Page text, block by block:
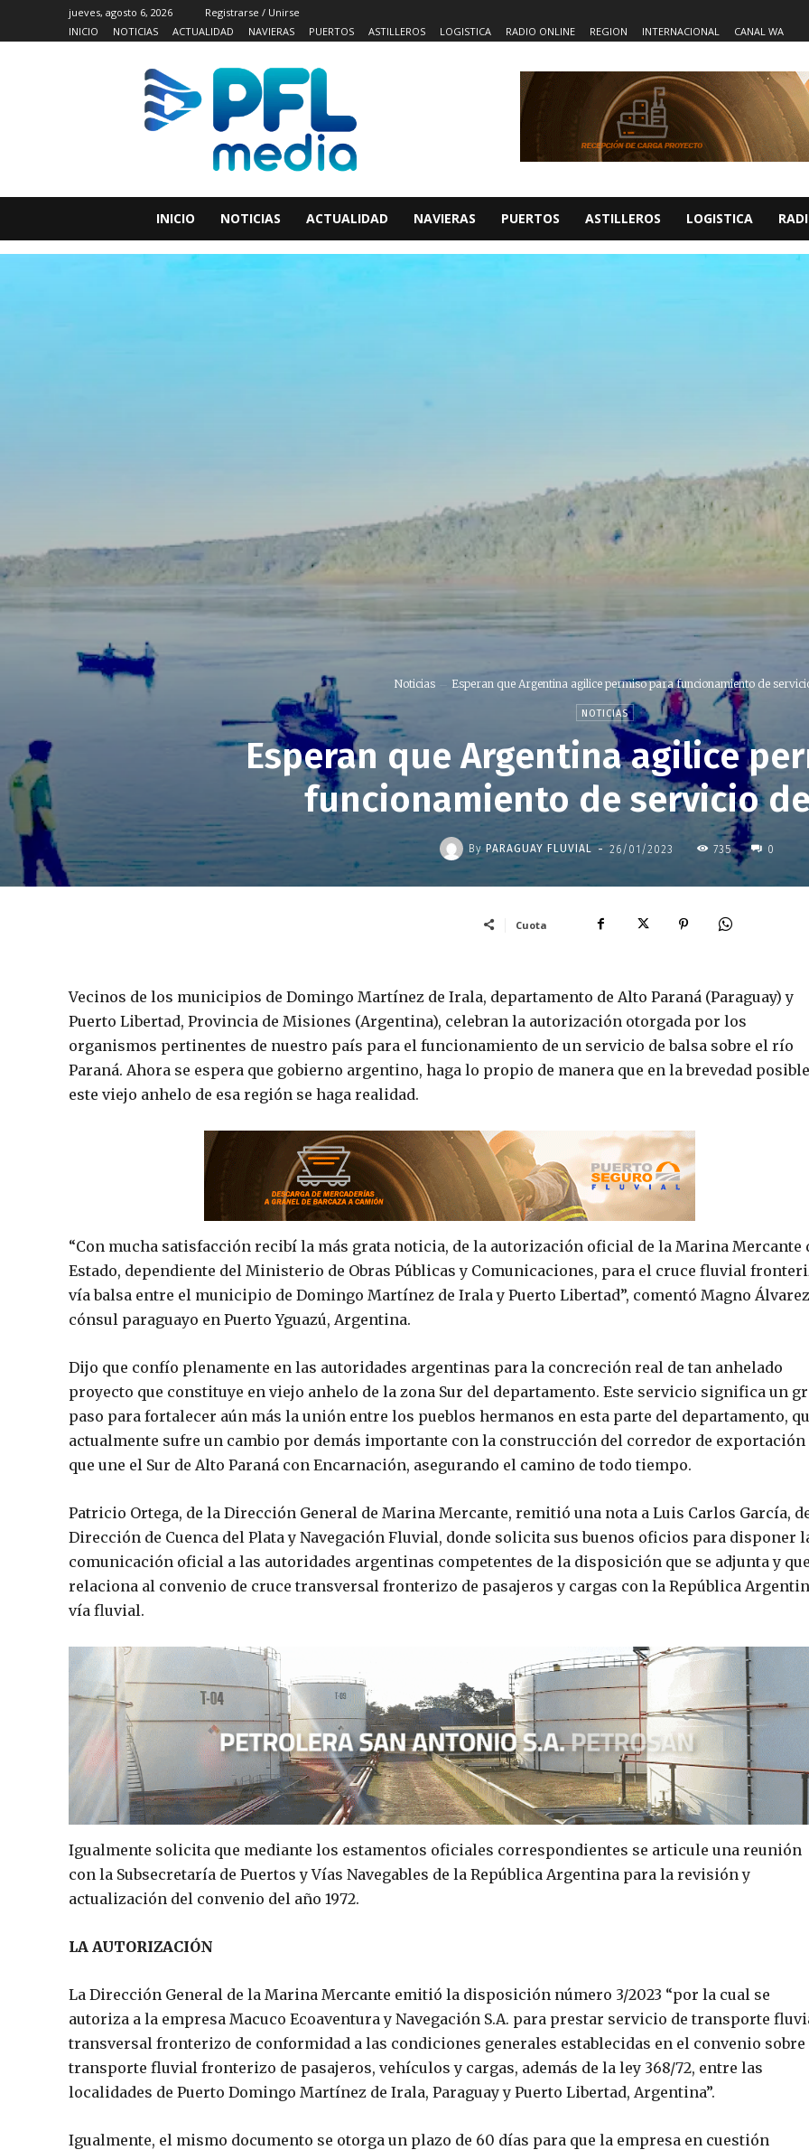
jueves, agosto 6, 2026
Registrarse / Unirse
INICIO
NOTICIAS ACTUALIDAD NAVIERAS PUERTOS ASTILLEROS LOGISTICA RADIO ONLINE REGION INTERNACIONAL CANAL WA
INICIO NOTICIAS ACTUALIDAD NAVIERAS PUERTOS ASTILLEROS LOGISTICA
Noticias Esperan que Argentina agilice permiso para funcionamiento de
NOTICIAS
Esperan que Argentina agilice
funcionamiento de servicio
By PARAGUAY FLUVIAL - 26/01/2023 735 0
Cuota
Vecinos de los municipios de Domingo Martínez de Irala, departamento de Alto Paraná (Paraguay) y
Puerto Libertad, Provincia de Misiones (Argentina), celebran la autorización otorgada por los
organismos pertinentes de nuestro país para el funcionamiento de un servicio de balsa sobre el río
Paraná. Ahora se espera que gobierno argentino, haga lo propio de manera que en la brevedad posible
este viejo anhelo de esa región se haga realidad.
“Con mucha satisfacción recibí la más grata noticia, de la autorización oficial de la Marina Mercante
Estado, dependiente del Ministerio de Obras Públicas y Comunicaciones, para el cruce fluvial
vía balsa entre el municipio de Domingo Martínez de Irala y Puerto Libertad”, comentó Magno
cónsul paraguayo en Puerto Yguazú, Argentina.
Dijo que confío plenamente en las autoridades argentinas para la concreción real de tan anhelado
proyecto que constituye en viejo anhelo de la zona Sur del departamento. Este servicio significa un
paso para fortalecer aún más la unión entre los pueblos hermanos en esta parte del departamento,
actualmente sufre un cambio por demás importante con la construcción del corredor de exportación
que une el Sur de Alto Paraná con Encarnación, asegurando el camino de todo tiempo.
Patricio Ortega, de la Dirección General de Marina Mercante, remitió una nota a Luis Carlos García,
Dirección de Cuenca del Plata y Navegación Fluvial, donde solicita sus buenos oficios para disponer
comunicación oficial a las autoridades argentinas competentes de la disposición que se adjunta y
relaciona al convenio de cruce transversal fronterizo de pasajeros y cargas con la República
vía fluvial.
Igualmente solicita que mediante los estamentos oficiales correspondientes se articule una reunión
con la Subsecretaría de Puertos y Vías Navegables de la República Argentina para la revisión y
actualización del convenio del año 1972.
LA AUTORIZACIÓN
La Dirección General de la Marina Mercante emitió la disposición número 3/2023 “por la cual se
autoriza a la empresa Macuco Ecoaventura y Navegación S.A. para prestar servicio de transporte
transversal fronterizo de conformidad a las condiciones generales establecidas en el convenio sobre
transporte fluvial fronterizo de pasajeros, vehículos y cargas, además de la ley 368/72, entre las
localidades de Puerto Domingo Martínez de Irala, Paraguay y Puerto Libertad, Argentina”.
Igualmente, el mismo documento se otorga un plazo de 60 días para que la empresa en cuestión